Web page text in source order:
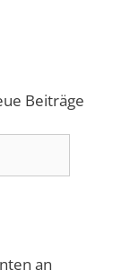
Beiträge
an